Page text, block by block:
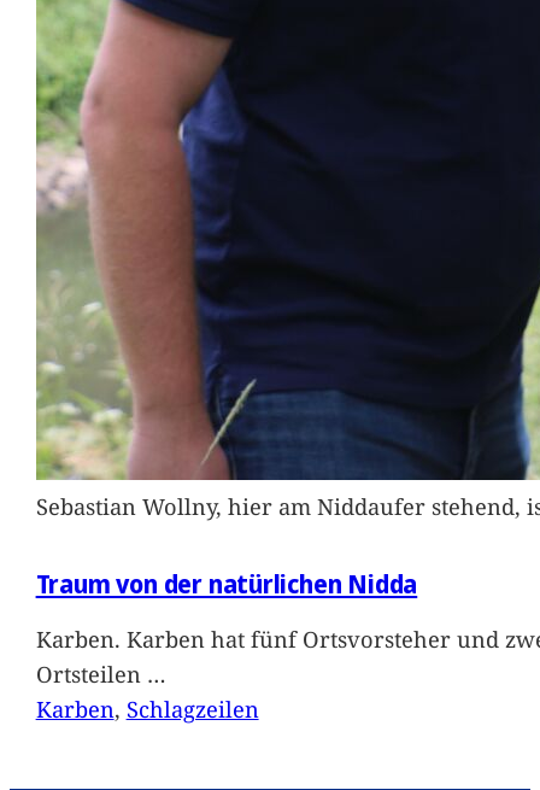
Sebastian Wollny, hier am Niddaufer
Traum von der natürlichen Nidda
Karben. Karben hat fünf Ortsvorsteher und
Ortsteilen …
Karben, Schlagzeilen